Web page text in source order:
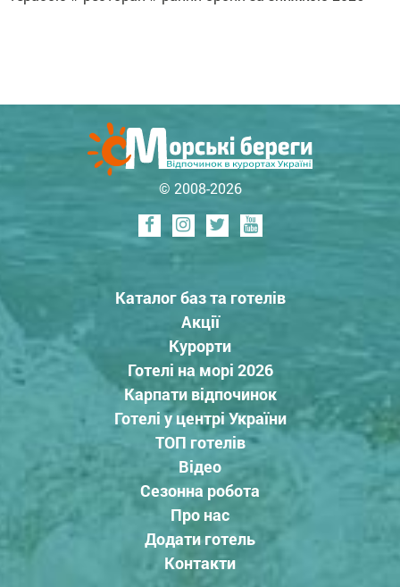
© 2008-2026
Каталог баз та готелів
Акції
Курорти
Готелі на морі 2026
Карпати відпочинок
Готелі у центрі України
ТОП готелів
Відео
Сезонна робота
Про нас
Додати готель
Контакти